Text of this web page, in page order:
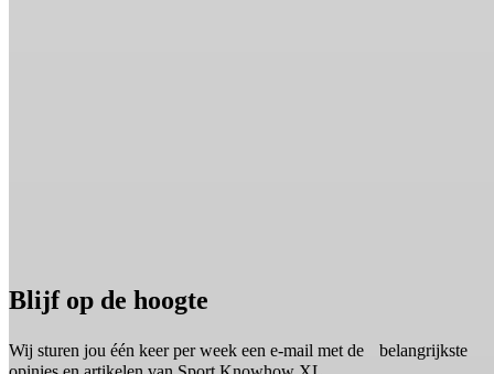
Blijf op de hoogte
Wij sturen jou één keer per week een e-mail met de belangrijkste